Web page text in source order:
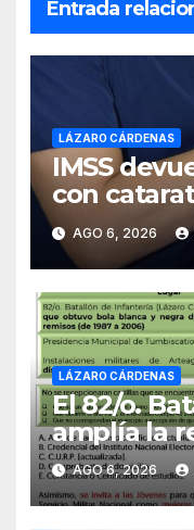
Entrada
LÁZARO CÁRDENAS
IMSS
con
23 años
AGO 6, 2026
LÁZARO CÁRDENAS
El 82/o.
amplía la
Catilla del
Nacional
AGO 6, 2026